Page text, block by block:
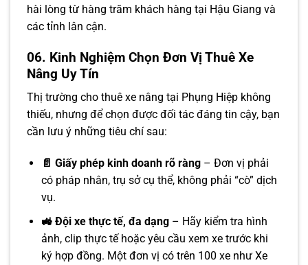
hài lòng từ hàng trăm khách hàng tại Hậu Giang và
các tỉnh lân cận.
06. Kinh Nghiệm Chọn Đơn Vị Thuê Xe
Nâng Uy Tín
Thị trường cho thuê xe nâng tại Phụng Hiệp không
thiếu, nhưng để chọn được đối tác đáng tin cậy, bạn
cần lưu ý những tiêu chí sau:
📄 Giấy phép kinh doanh rõ ràng– Đơn vị phải
có pháp nhân, trụ sở cụ thể, không phải “cò” dịch
vụ.
🚜 Đội xe thực tế, đa dạng– Hãy kiểm tra hình
ảnh, clip thực tế hoặc yêu cầu xem xe trước khi
ký hợp đồng. Một đơn vị có trên 100 xe như Xe